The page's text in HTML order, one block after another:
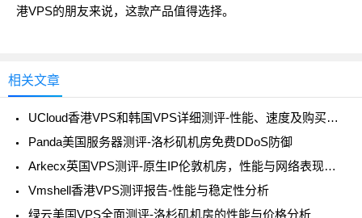
港VPS的朋友来说，这款产品值得选择。
相关文章
UCloud香港VPS和韩国VPS详细测评-性能、速度及购买指南
Panda美国服务器测评-洛杉矶机房免费DDoS防御
Arkecx英国VPS测评-原生IP伦敦机房，性能与网络表现如何？
Vmshell香港VPS测评报告-性能与稳定性分析
绿云美国VPS全面测评-洛杉矶机房的性能与价格分析